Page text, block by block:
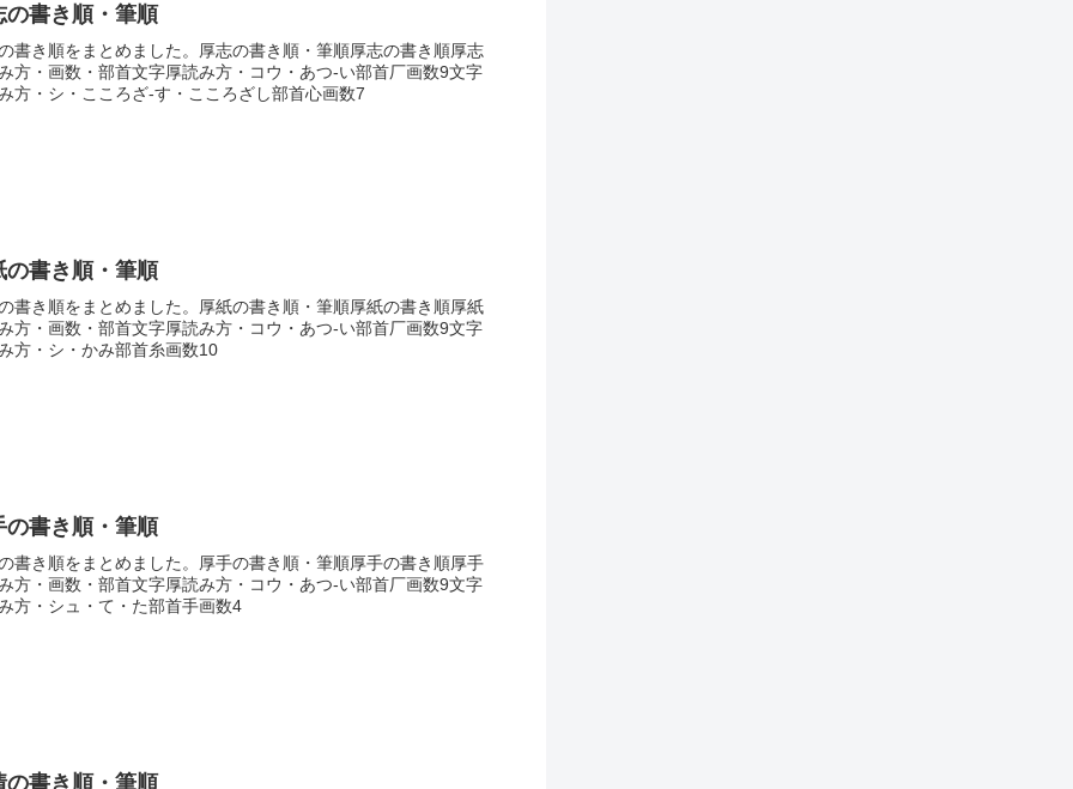
の書き順・筆順
書き順をまとめました。厚志の書き順・筆順厚志の書き順厚志
方・画数・部首文字厚読み方・コウ・あつ-い部首厂画数9文字
方・シ・こころざ-す・こころざし部首心画数7
の書き順・筆順
書き順をまとめました。厚紙の書き順・筆順厚紙の書き順厚紙
方・画数・部首文字厚読み方・コウ・あつ-い部首厂画数9文字
方・シ・かみ部首糸画数10
の書き順・筆順
書き順をまとめました。厚手の書き順・筆順厚手の書き順厚手
方・画数・部首文字厚読み方・コウ・あつ-い部首厂画数9文字
方・シュ・て・た部首手画数4
の書き順・筆順